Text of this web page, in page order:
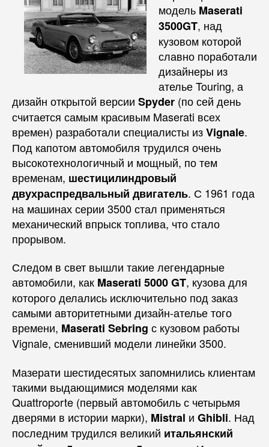
модель Maserati
3500GT, над
кузовом которой
славно поработали
дизайнеры из
ателье Touring, а
дизайн открытой версии Spyder (по сей день
считается самым красивым Maserati всех
времен) разработали специалисты изVignale.
Под капотом автомобиля трудился очень
высокотехнологичный и мощный, по тем
временам, шестицилиндровый
двухраспредвальный двигатель. С 1961 года
на машинах серии 3500 стал применяться
механический впрыск топлива, что стало
прорывом.
Следом в свет вышли такие легендарные
автомобили, как Maserati 5000 GT, кузова для
которого делались исключительно под заказ
самыми авторитетными дизайн-ателье того
времени, Maserati Sebring с кузовом работы
Vignale, сменивший модели линейки 3500.
Мазерати шестидесятых запомнились клиентам
такими выдающимися моделями как
Quattroporte (первый автомобиль с четырьмя
дверями в истории марки), Mistral и Ghibli. Над
последним трудился великий итальянский